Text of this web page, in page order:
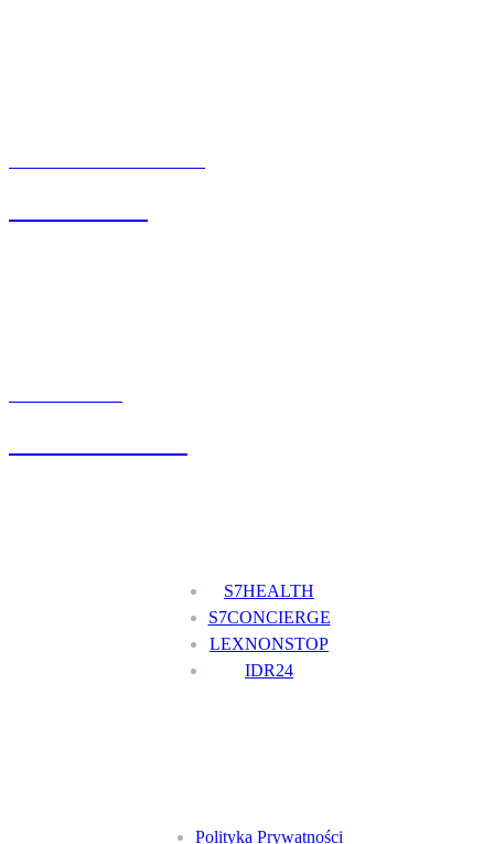
S7HEALTH
S7CONCIERGE
LEXNONSTOP
IDR24
Polityka Prywatności